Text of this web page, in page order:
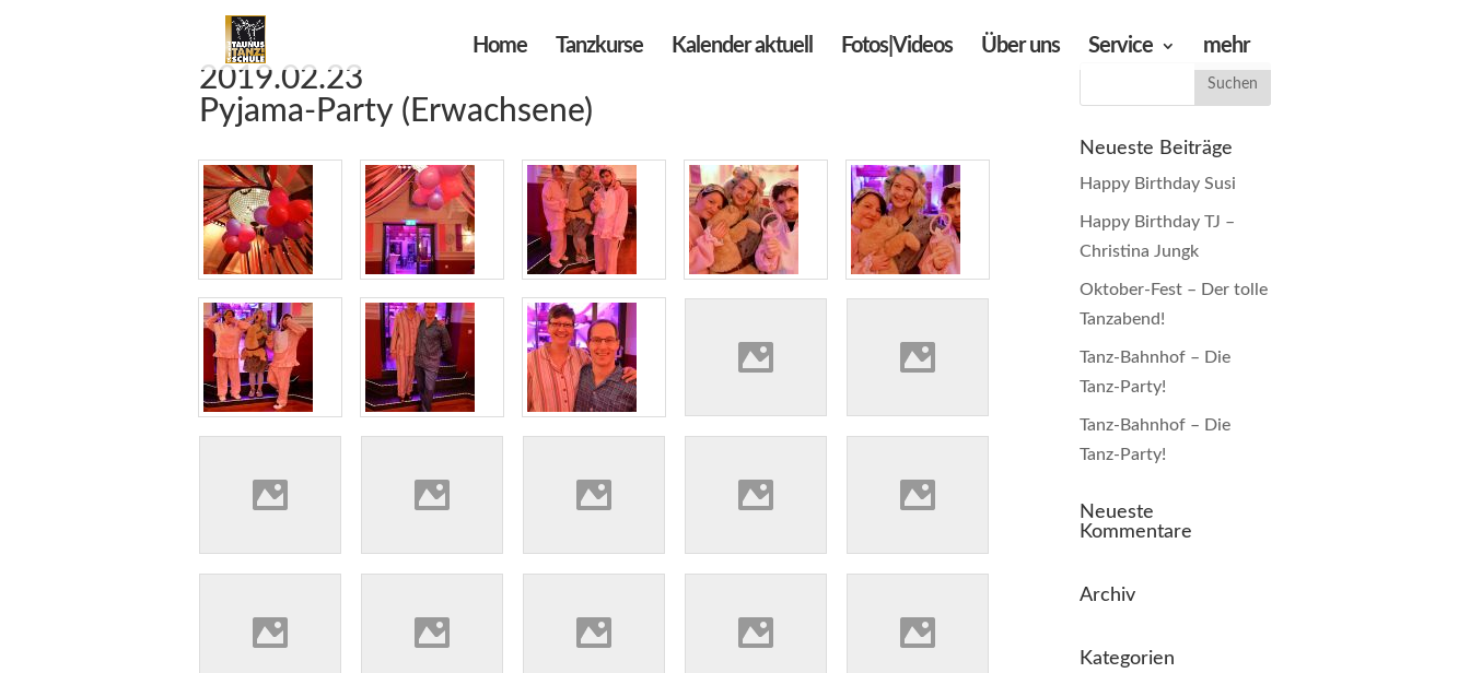
Home Tanzkurse Kalender aktuell Fotos|Videos Über uns Service mehr
2019.02.23
Pyjama-Party (Erwachsene)
Neueste Beiträge
Happy Birthday Susi
Happy Birthday TJ –
Christina Jungk
Oktober-Fest – Der tolle
Tanzabend!
Tanz-Bahnhof – Die
Tanz-Party!
Tanz-Bahnhof – Die
Tanz-Party!
Neueste
Kommentare
Archiv
Kategorien